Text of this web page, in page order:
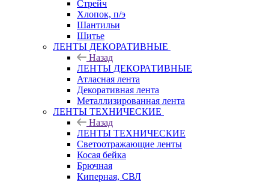
Стрейч
Хлопок, п/э
Шантильи
Шитье
ЛЕНТЫ ДЕКОРАТИВНЫЕ
Назад
ЛЕНТЫ ДЕКОРАТИВНЫЕ
Атласная лента
Декоративная лента
Металлизированная лента
ЛЕНТЫ ТЕХНИЧЕСКИЕ
Назад
ЛЕНТЫ ТЕХНИЧЕСКИЕ
Светоотражающие ленты
Косая бейка
Брючная
Киперная, СВЛ